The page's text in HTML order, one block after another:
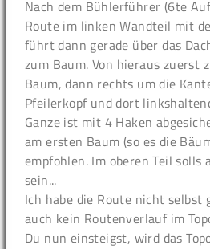
Nach dem Bühlerführer (6te
Route im linken Wandteil mit
führt dann gerade über das
zum Baum. Von hieraus zuerst
Baum, dann rechts um die
Pfeilerkopf und dort
Ganze ist mit 4 Haken
am ersten Baum (so es die
empfohlen. Im oberen Teil solls
sein...
Ich habe die Route nicht
auch kein Routenverlauf im
Du nun einsteigst, wird das